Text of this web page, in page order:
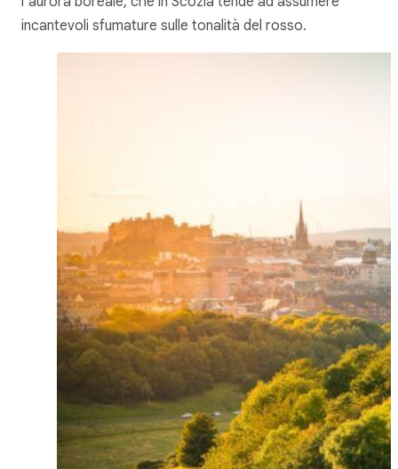
incantevoli sfumature sulle tonalità del rosso.